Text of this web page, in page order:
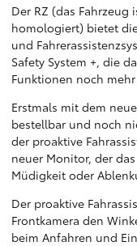
Der RZ (das
homologiert) bietet
und
Safety System +, die
Funktionen noch
Erstmals mit dem
bestellbar und noch
der proaktive
neuer Monitor, der
Müdigkeit oder
Der proaktive
Frontkamera den
beim Anfahren und